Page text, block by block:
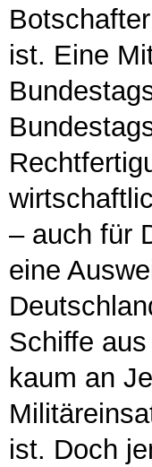
ist. Eine
– auch für
eine
Schiffe
kaum an
ist. Doch